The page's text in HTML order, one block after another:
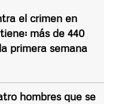
el crimen en
más de 440
primera semana
hombres que se